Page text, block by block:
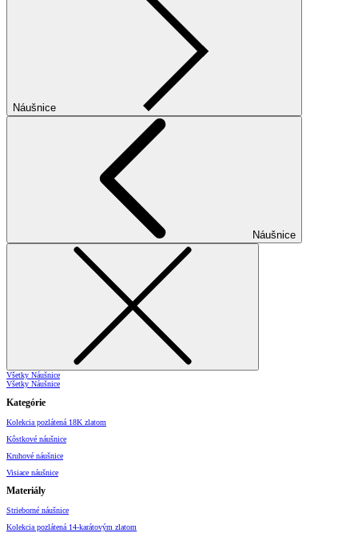
Náušnice
Náušnice
Všetky Náušnice
Všetky Náušnice
Kategórie
Kolekcia pozlátená 18K zlatom
Kôstkové náušnice
Kruhové náušnice
Visiace náušnice
Materiály
Strieborné náušnice
Kolekcia pozlátená 14-karátovým zlatom